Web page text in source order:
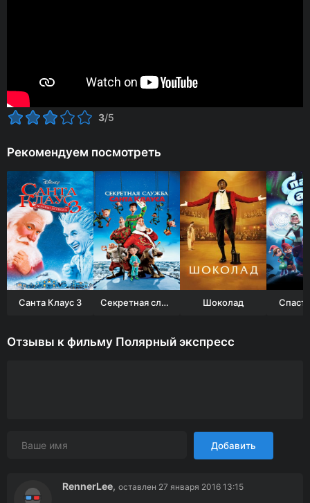
3/5
Рекомендуем посмотреть
Санта Клаус 3 Секретная служба Санта-Клауса Шоколад
Отзывы к фильму Полярный экспресс
Добавить
RennerLee, оставлен 27 января 2016 13:15